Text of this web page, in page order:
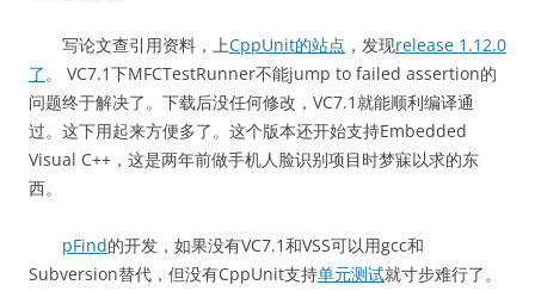
写论文查引用资料，上CppUnit的站点 ，发现release 1.12.0
了。 VC7.1下MFCTestRunner不能jump to failed assertion的
问题终于解决了。下载后没任何修改，VC7.1就能顺利编译通
过。这下用起来方便多了。这个版本还开始支持Embedded
Visual C++，这是两年前做手机人脸识别项目时梦寐以求的东
西。
pFind的开发，如果没有VC7.1和VSS可以用gcc和
Subversion替代，但没有CppUnit支持单元测试就寸步难行了。